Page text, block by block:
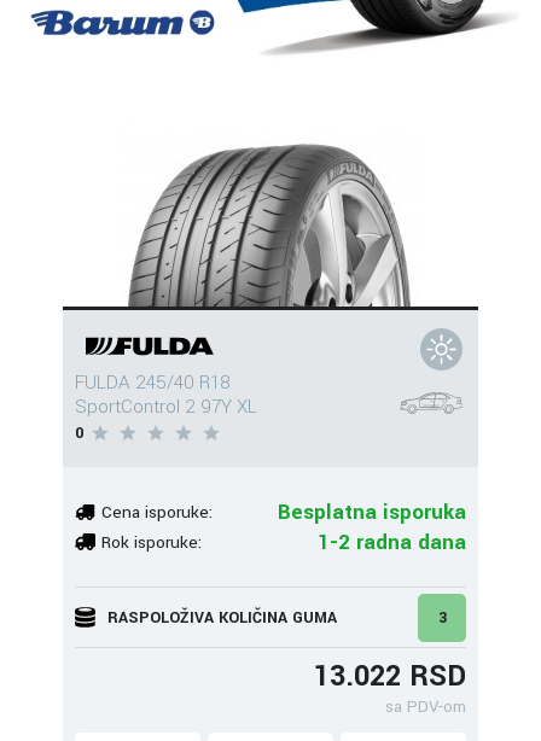
FULDA 245/40 R18
SportControl 2 97Y XL
0
Cena isporuke: Besplatna isporuka
Rok isporuke: 1-2 radna dana
RASPOLOŽIVA KOLIČINA GUMA 3
13.022 RSD
sa PDV-om